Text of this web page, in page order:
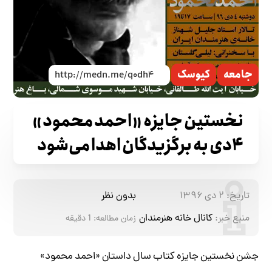
جامعه کیوسک
نخستین جایزه «احمد محمود»
۴دی به برگزیدگان اهدا می‌شود
تاریخ: ۲ دی ۱۳۹۶
بدون نظر
منبع خبر: کانال خانه هنرمندان زمان مطالعه: 1دقیقه
جشن نخستین جایزه کتاب سال داستان «احمد محمود»